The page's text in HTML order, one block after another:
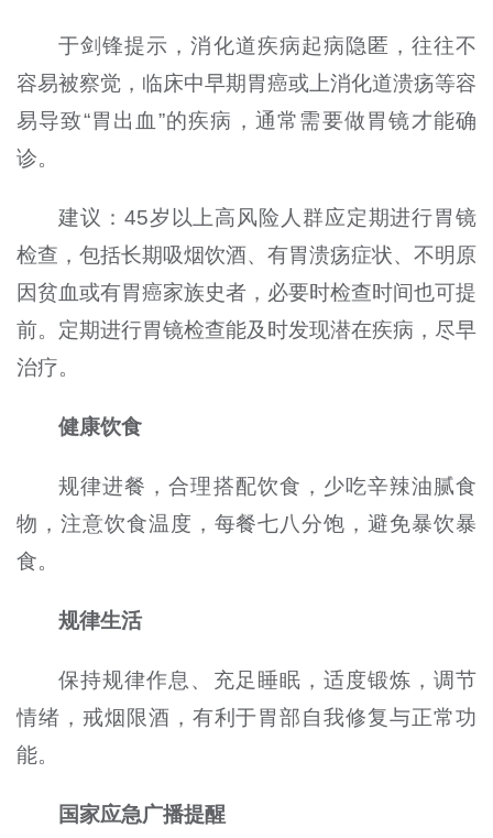
于剑锋提示，消化道疾病起病隐匿，往往不
容易被察觉，临床中早期胃癌或上消化道溃疡等容
易导致“胃出血”的疾病，通常需要做胃镜才能确
诊。
建议：45岁以上高风险人群应定期进行胃镜
检查，包括长期吸烟饮酒、有胃溃疡症状、不明原
因贫血或有胃癌家族史者，必要时检查时间也可提
前。定期进行胃镜检查能及时发现潜在疾病，尽早
治疗。
健康饮食
规律进餐，合理搭配饮食，少吃辛辣油腻食
物，注意饮食温度，每餐七八分饱，避免暴饮暴
食。
规律生活
保持规律作息、充足睡眠，适度锻炼，调节
情绪，戒烟限酒，有利于胃部自我修复与正常功
能。
国家应急广播提醒